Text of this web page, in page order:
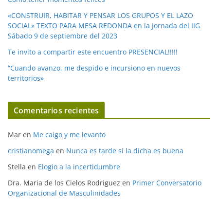
«CONSTRUIR, HABITAR Y PENSAR LOS GRUPOS Y EL LAZO
SOCIAL» TEXTO PARA MESA REDONDA en la Jornada del IIG
Sábado 9 de septiembre del 2023
Te invito a compartir este encuentro PRESENCIAL!!!!!
“Cuando avanzo, me despido e incursiono en nuevos
territorios»
Comentarios recientes
Mar en Me caigo y me levanto
cristianomega en Nunca es tarde si la dicha es buena
Stella en Elogio a la incertidumbre
Dra. Maria de los Cielos Rodriguez en Primer Conversatorio
Organizacional de Masculinidades